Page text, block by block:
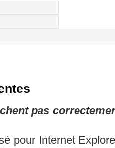
pas
pour Internet